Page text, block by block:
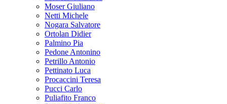
Moser Giuliano
Netti Michele
Nogara Salvatore
Ortolan Didier
Palmino Pia
Pedone Antonino
Petrillo Antonio
Pettinato Luca
Procaccini Teresa
Pucci Carlo
Puliafito Franco